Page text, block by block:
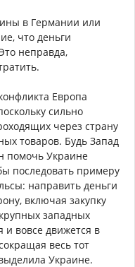
в Германии или
что деньги
неправда,
Европа
сильно
через страну
товаров. Будь Запад
помочь Украине
последовать примеру
направить деньги
включая закупку
западных
и вовсе движется в
весь тот
Украине.